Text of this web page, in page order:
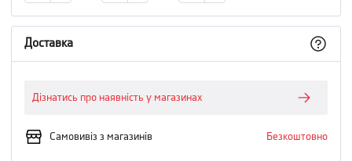
Доставка
Дізнатись про наявність у магазинах
Самовивіз з магазинів Безкоштовно